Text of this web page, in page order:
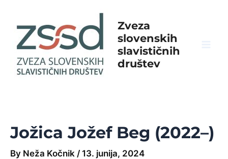
content
Zveza
slovenskih
slavističnih
društev
Jožica Jožef Beg (2022–)
By Neža Kočnik / 13. junija, 2024